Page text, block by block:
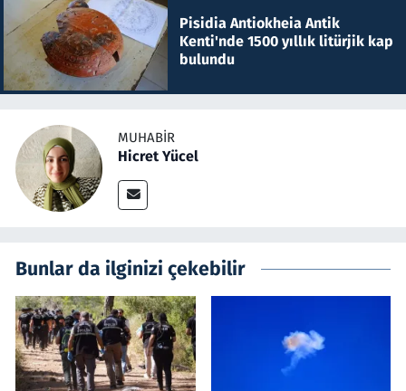
Pisidia Antiokheia Antik
Kenti'nde 1500 yıllık litürjik kap
bulundu
MUHABIR
Hicret Yücel
Bunlar da ilginizi çekebilir